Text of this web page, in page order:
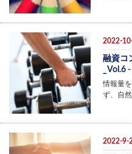
2022-
融資コ
_Vol.6
情報量
ず、自
2022-9-